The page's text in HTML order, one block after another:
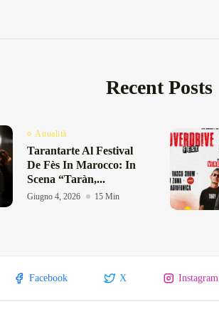
Recent Posts
Attualità
Tarantarte Al Festival
De Fès In Marocco: In
Scena “Taràn,...
Giugno 4, 2026 15 Min
Facebook X Instagram